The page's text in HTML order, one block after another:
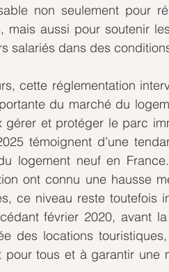
non seulement pour
mais aussi pour soutenir
salariés dans des
cette réglementation
du marché du
gérer et protéger le parc
témoignent d’une
logement neuf en
ont connu une hausse
ce niveau reste toutefois
février 2020, avant
des locations
pour tous et à garantir une